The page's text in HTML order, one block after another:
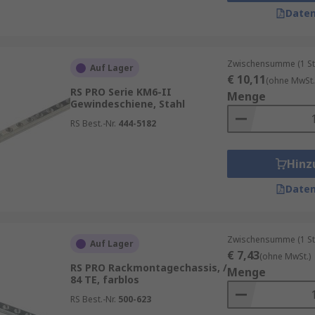
in ihrer Konstruktion verwendeten Metalle reichen von
ist möglicherweise Zubehör erforderlich, um DIN-
Regalgehäuse, Regalmodule, Kits und vieles
und Chassis bieten Ihren Geräten Schutz und
Verträglichkeit (EMV) und unterliegen den
Auf Lager
RS PRO Serie KM6-II
Gewindeschiene, Stahl
RS Best.-Nr. 444-5182
Zwischensumme (1
€ 10,11(ohne
Menge
Auf Lager
RS PRO Rackmontagechassis, /
84 TE, farblos
RS Best.-Nr. 500-623
Zwischensumme (1
€ 7,43(ohne MwSt.)
Menge